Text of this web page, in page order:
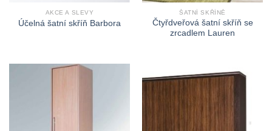
AKCE A SLEVY
Účelná šatní skříň Barbora
ŠATNÍ SKŘÍNĚ
Čtyřdveřová šatní skříň se
zrcadlem Lauren